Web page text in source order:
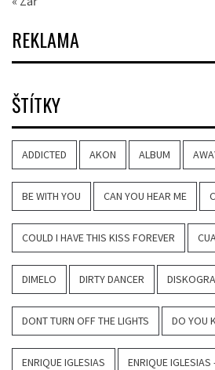
REKLAMA
ŠTÍTKY
ADDICTED AKON ALBUM
BE WITH YOU CAN YOU HEAR ME
COULD I HAVE THIS KISS FOREVER
DIMELO DIRTY DANCER
DONT TURN OFF THE LIGHTS DO YOU
ENRIQUE IGLESIAS ENRIQUE IGLESIAS